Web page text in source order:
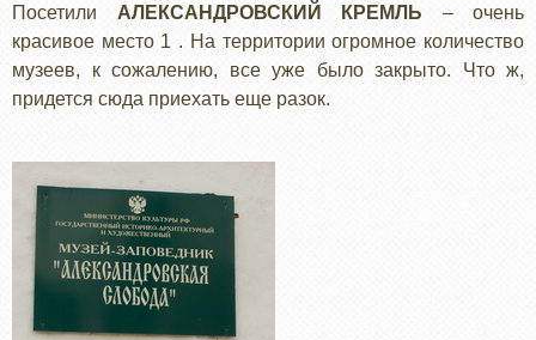
Посетили АЛЕКСАНДРОВСКИЙ КРЕМЛЬ – очень
красивое место 1 . На территории огромное количество
музеев, к сожалению, все уже было закрыто. Что ж,
придется сюда приехать еще разок.